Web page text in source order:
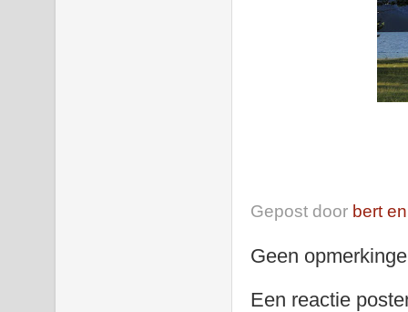
Gepost door bert
Geen
Een reactie